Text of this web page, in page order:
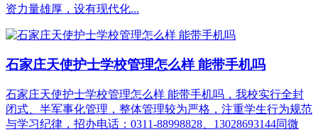
资力量雄厚，设有现代化...
石家庄天使护士学校管理怎么样 能带手机吗
石家庄天使护士学校管理怎么样 能带手机吗，我校实行‌全封
闭式、半军事化管理‌，整体管理较为严格，注重学生行为规范
与学习纪律，招办电话：0311-88998828、13028693144同微